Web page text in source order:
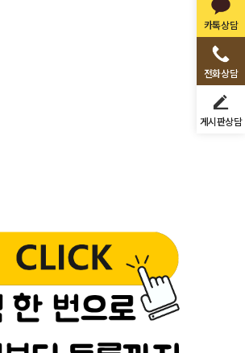
카톡상담
전화상담
게시판상담